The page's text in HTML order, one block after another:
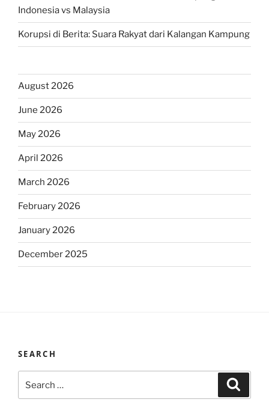
Indonesia vs Malaysia
Korupsi di Berita: Suara Rakyat dari Kalangan Kampung
August 2026
June 2026
May 2026
April 2026
March 2026
February 2026
January 2026
December 2025
SEARCH
for: